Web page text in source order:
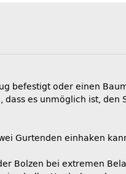
befestigt oder einen
es unmöglich ist, den
Gurtenden einhaken
Bolzen bei extremen